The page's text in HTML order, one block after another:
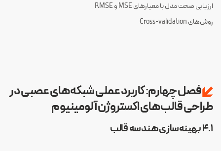
ارزیابی صحت مدل با معیارهای MSE و RMSE
روش‌های Cross-validation
فصل چهارم: کاربرد عملی شبکه‌های عصبی در
طراحی قالب‌های اکستروژن آلومینیوم
۴.۱ بهینه‌سازی هندسه قالب